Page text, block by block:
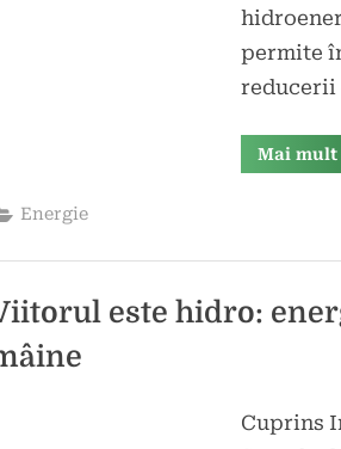
permite
Mai mult
Energie
este hidro:
Cuprins